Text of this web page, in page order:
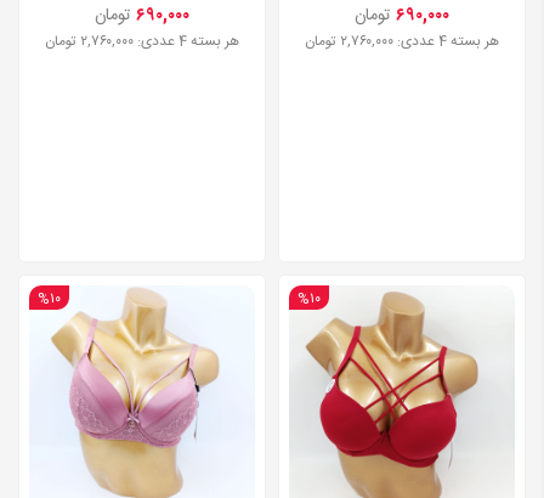
۶۹۰,۰۰۰ تومان
هر بسته 4 عددی: ۲,۷۶۰,۰۰۰ تومان
%۱۰ %۱۰